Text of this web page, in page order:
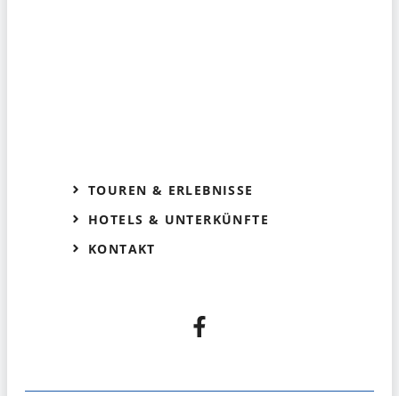
TOUREN & ERLEBNISSE
HOTELS & UNTERKÜNFTE
KONTAKT